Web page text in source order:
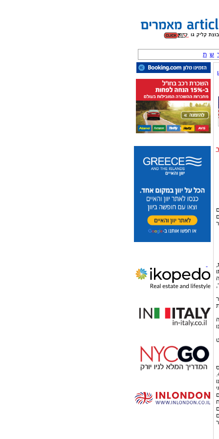
ש ת
הכנסה, המתעדכנים מעת לעת. כיום, שיעור המס המקסימלי המוטל על יחידים עומד על 48%.